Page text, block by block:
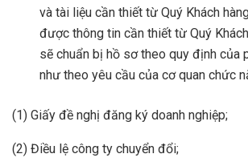
và tài liệu cần thiết từ Quý Khách
được thông tin cần thiết từ Quý
sẽ chuẩn bị hồ sơ theo quy định của
như theo yêu cầu của cơ quan chức
(1) Giấy đề nghị đăng ký doanh nghiệp;
(2) Điều lệ công ty chuyển đổi;